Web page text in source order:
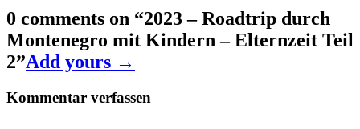
0 comments on “2023 – Roadtrip durch
Montenegro mit Kindern – Elternzeit Teil
2”Add yours →
Kommentar verfassen